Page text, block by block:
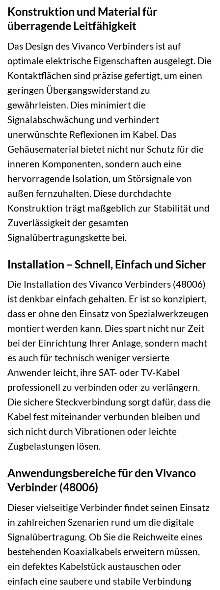
Konstruktion und Material für
überragende Leitfähigkeit
Das Design des Vivanco Verbinders ist auf
optimale elektrische Eigenschaften ausgelegt. Die
Kontaktflächen sind präzise gefertigt, um einen
geringen Übergangswiderstand zu
gewährleisten. Dies minimiert die
Signalabschwächung und verhindert
unerwünschte Reflexionen im Kabel. Das
Gehäusematerial bietet nicht nur Schutz für die
inneren Komponenten, sondern auch eine
hervorragende Isolation, um Störsignale von
außen fernzuhalten. Diese durchdachte
Konstruktion trägt maßgeblich zur Stabilität und
Zuverlässigkeit der gesamten
Signalübertragungskette bei.
Installation – Schnell, Einfach und Sicher
Die Installation des Vivanco Verbinders (48006)
ist denkbar einfach gehalten. Er ist so konzipiert,
dass er ohne den Einsatz von Spezialwerkzeugen
montiert werden kann. Dies spart nicht nur Zeit
bei der Einrichtung Ihrer Anlage, sondern macht
es auch für technisch weniger versierte
Anwender leicht, ihre SAT- oder TV-Kabel
professionell zu verbinden oder zu verlängern.
Die sichere Steckverbindung sorgt dafür, dass die
Kabel fest miteinander verbunden bleiben und
sich nicht durch Vibrationen oder leichte
Zugbelastungen lösen.
Anwendungsbereiche für den Vivanco
Verbinder (48006)
Dieser vielseitige Verbinder findet seinen Einsatz
in zahlreichen Szenarien rund um die digitale
Signalübertragung. Ob Sie die Reichweite eines
bestehenden Koaxialkabels erweitern müssen,
ein defektes Kabelstück austauschen oder
einfach eine saubere und stabile Verbindung